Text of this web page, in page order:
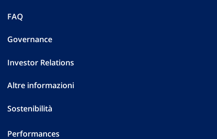
FAQ
Governance
Investor Relations
Altre informazioni
Sostenibilità
Performances